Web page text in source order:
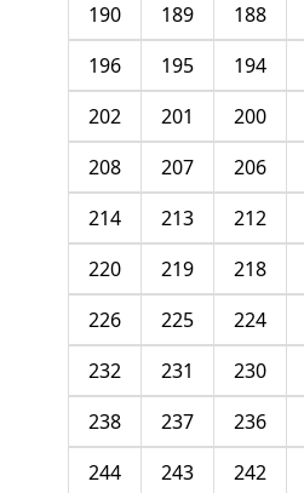
188
189
190
194
195
196
200
201
202
206
207
208
212
213
214
218
219
220
224
225
226
230
231
232
236
237
238
242
243
244